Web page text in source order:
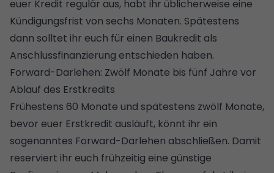
euer Kredit regulär aus, habt ihr üblicherweise eine
Kündigungsfrist von sechs Monaten. Spätestens
dann solltet ihr euch für einen Baukredit als
Anschlussfinanzierung entschieden haben.
Forward-Darlehen: Zwölf Monate bis fünf Jahre vor
Ablauf des Erstkredits
Frühestens 60 Monate und spätestens zwölf Monate,
bevor euer Erstkredit ausläuft, könnt ihr ein
sogenanntes Forward-Darlehen abschließen. Damit
reserviert ihr euch frühzeitig eine günstige